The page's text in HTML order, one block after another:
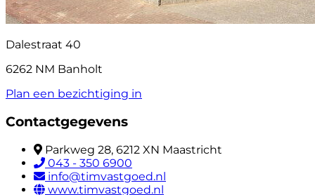
Dalestraat 40
6262 NM Banholt
Plan een bezichtiging in
Contactgegevens
Parkweg 28, 6212 XN Maastricht
043 - 350 6900
info@timvastgoed.nl
www.timvastgoed.nl